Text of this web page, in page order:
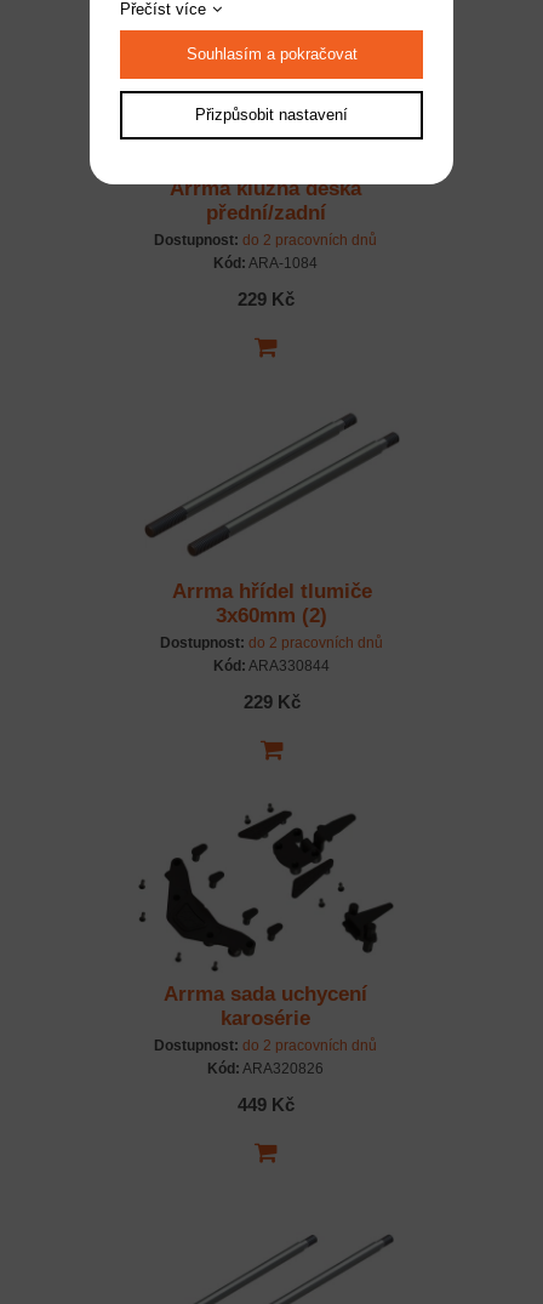
Arrma kluzná deska
přední/zadní
Dostupnost: do 2 pracovních dnů
Kód: ARA-1084
229 Kč
Arrma hřídel tlumiče
3x60mm (2)
Dostupnost: do 2 pracovních dnů
Kód: ARA330844
229 Kč
Arrma sada uchycení
karosérie
Dostupnost: do 2 pracovních dnů
Kód: ARA320826
449 Kč
Přečíst více
Souhlasím a pokračovat
Přizpůsobit nastavení